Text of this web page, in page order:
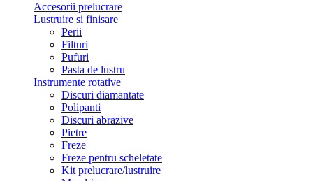
Accesorii prelucrare
Lustruire si finisare
Perii
Filturi
Pufuri
Pasta de lustru
Instrumente rotative
Discuri diamantate
Polipanti
Discuri abrazive
Pietre
Freze
Freze pentru scheletate
Kit prelucrare/lustruire